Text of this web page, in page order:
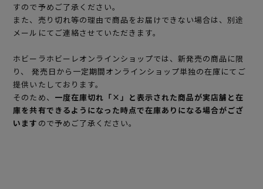
すので予めご了承ください。
また、売り切れ等の理由で商品をお届けできない場合は、別途
メールにてご連絡させていただきます。
ホビーラホビーレオンラインショップでは、新発売の商品に限
り、 発売日から一定期間オンラインショップ単独の在庫にてご
提供いたしております。
そのため、 一度在庫切れ「×」と表示された商品が実店舗と在
庫を共有できるようになった時点で在庫ありになる場合がござ
います ので予めご了承ください。